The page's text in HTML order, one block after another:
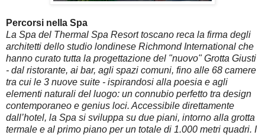
Percorsi nella Spa
La Spa del Thermal Spa Resort toscano reca la firma degli
architetti dello studio londinese Richmond International che
hanno curato tutta la progettazione del "nuovo" Grotta Giusti
- dal ristorante, ai bar, agli spazi comuni, fino alle 68 camere
tra cui le 3 nuove suite - ispirandosi alla poesia e agli
elementi naturali del luogo: un connubio perfetto tra design
contemporaneo e genius loci. Accessibile direttamente
dall’hotel, la Spa si sviluppa su due piani, intorno alla grotta
termale e al primo piano per un totale di 1.000 metri quadri. I